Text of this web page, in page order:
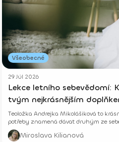
Všeobecné
29 Júl 2026
Lekce letního sebevědomí:
tvým nejkrásnějším
Teoložka Andrejka Mikolášiková to
potřeby znamená dávat druhým ze
Miroslava Kilianová